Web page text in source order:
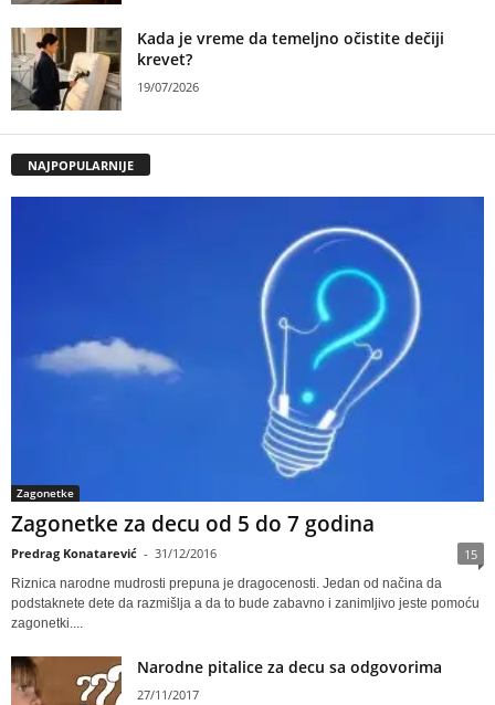
Kada je vreme da temeljno očistite dečiji
krevet?
19/07/2026
NAJPOPULARNIJE
Zagonetke
Zagonetke za decu od 5 do 7 godina
Predrag Konatarević - 31/12/2016 15
Riznica narodne mudrosti prepuna je dragocenosti. Jedan od načina da
podstaknete dete da razmišlja a da to bude zabavno i zanimljivo jeste pomoću
zagonetki....
Narodne pitalice za decu sa odgovorima
27/11/2017